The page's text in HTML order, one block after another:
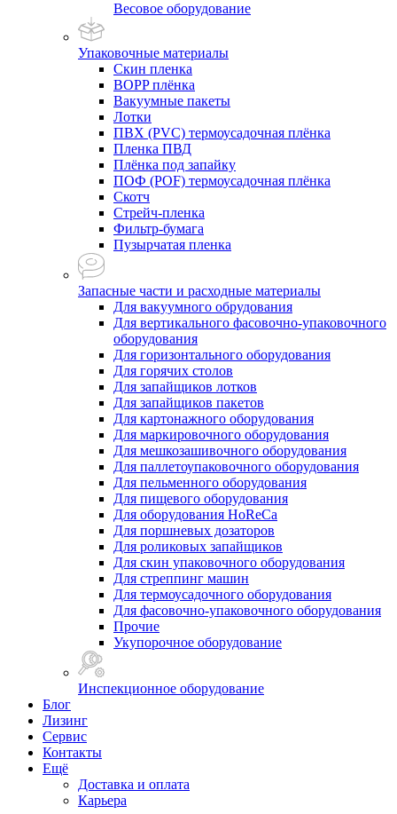
Весовое оборудование
Упаковочные материалы
Скин пленка
BOPP плёнка
Вакуумные пакеты
Лотки
ПВХ (PVC) термоусадочная плёнка
Пленка ПВД
Плёнка под запайку
ПОФ (POF) термоусадочная плёнка
Скотч
Стрейч-пленка
Фильтр-бумага
Пузырчатая пленка
Запасные части и расходные материалы
Для вакуумного обрудования
Для вертикального фасовочно-упаковочного
оборудования
Для горизонтального оборудования
Для горячих столов
Для запайщиков лотков
Для запайщиков пакетов
Для картонажного оборудования
Для маркировочного оборудования
Для мешкозашивочного оборудования
Для паллетоупаковочного оборудования
Для пельменного оборудования
Для пищевого оборудования
Для оборудования HoReCa
Для поршневых дозаторов
Для роликовых запайщиков
Для скин упаковочного оборудования
Для стреппинг машин
Для термоусадочного оборудования
Для фасовочно-упаковочного оборудования
Прочие
Укупорочное оборудование
Инспекционное оборудование
Блог
Лизинг
Сервис
Контакты
Ещё
Доставка и оплата
Карьера